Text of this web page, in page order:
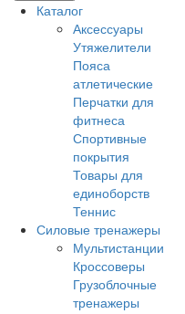
Каталог
Аксессуары
Утяжелители
Пояса
атлетические
Перчатки для
фитнеса
Спортивные
покрытия
Товары для
единоборств
Теннис
Силовые тренажеры
Мультистанции
Кроссоверы
Грузоблочные
тренажеры